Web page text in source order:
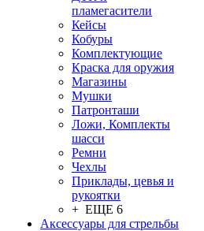
пламегасители
Кейсы
Кобуры
Комплектующие
Краска для оружия
Магазины
Мушки
Патронташи
Ложи, Комплекты
шасси
Ремни
Чехлы
Приклады, цевья и
рукоятки
+ ЕЩЕ 6
Аксессуары для стрельбы